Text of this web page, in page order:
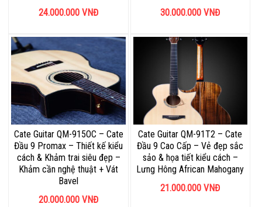
24.000.000 VNĐ
30.000.000 VNĐ
Cate Guitar QM-915OC – Cate
Đầu 9 Promax – Thiết kế kiểu
cách & Khảm trai siêu đẹp –
Khảm cần nghệ thuật + Vát
Bavel
20.000.000 VNĐ
Cate Guitar QM-91T2 – Cate
Đầu 9 Cao Cấp – Vẻ đẹp sắc
sảo & họa tiết kiểu cách –
Lưng Hông African Mahogany
21.000.000 VNĐ